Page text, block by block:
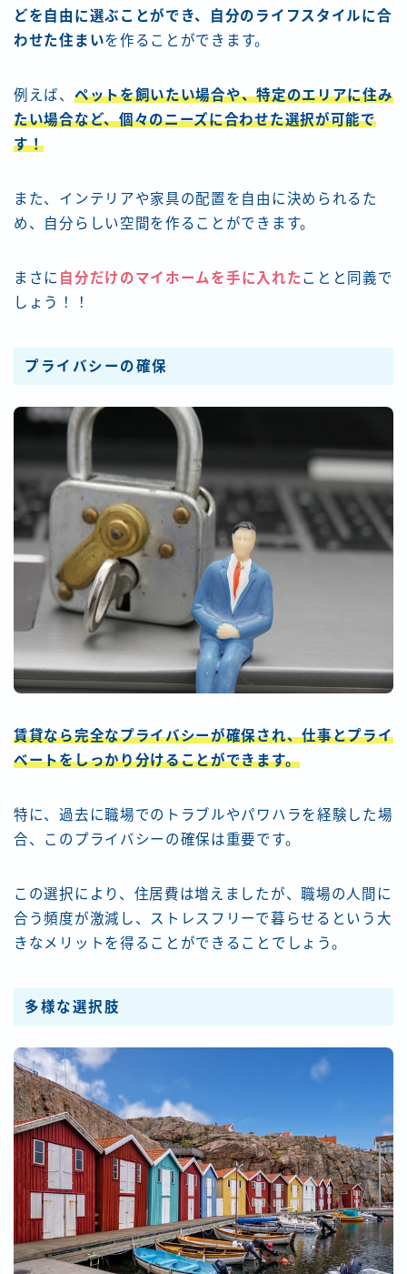
Follow Me
どを自由に選ぶことができ、自分のライフスタイルに合
わせた住まいを作ることができます。
例えば、 ペットを飼いたい場合や、特定のエリアに住み
たい場合など、個々のニーズに合わせた選択が可能で
す！
また、インテリアや家具の配置を自由に決められるた
め、自分らしい空間を作ることができます。
まさに 自分だけのマイホームを手に入れた ことと同義で
しょう！！
プライバシーの確保
賃貸なら完全なプライバシーが確保され、仕事とプライ
ベートをしっかり分けることができます。
特に、過去に職場でのトラブルやパワハラを経験した場
合、このプライバシーの確保は重要です。
この選択により、住居費は増えましたが、職場の人間に
合う頻度が激減し、ストレスフリーで暮らせるという大
きなメリットを得ることができることでしょう。
多様な選択肢